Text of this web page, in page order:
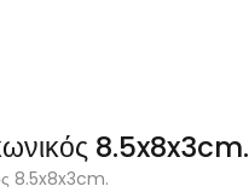
8.5x8x3cm.
8.5x8x3cm.